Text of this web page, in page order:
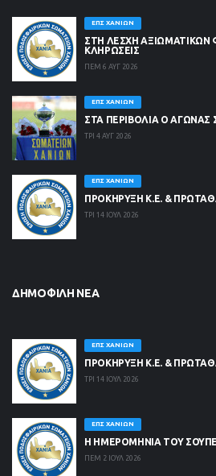
ΕΠΣ ΧΑΝΊΩΝ
ΣΤΗ ΛΈΣΧΗ ΑΞΙΩΜΑΤΙΚΏΝ
ΚΛΗΡΏΣΕΙΣ
ΠΕΜ 6 ΑΥΓ 2026
ΕΠΣ ΧΑΝΊΩΝ
ΣΤΑ ΠΕΡΙΒΟΛΙΑ Ο ΑΓΩΝΑΣ
ΤΡΙ 4 ΑΥΓ 2026
ΕΠΣ ΧΑΝΊΩΝ
ΠΡΟΚΗΡΥΞΗ Κ.Ε. &
ΤΡΙ 14 ΙΟΥΛ 2026
ΔΗΜΟΦΙΛΉ ΝΈΑ
ΕΠΣ ΧΑΝΊΩΝ
ΠΡΟΚΗΡΥΞΗ Κ.Ε. &
ΤΡΙ 14 ΙΟΥΛ 2026
ΕΠΣ ΧΑΝΊΩΝ
Η ΗΜΕΡΟΜΗΝΙΑ ΤΟΥ
ΠΕΜ 2 ΙΟΥΛ 2026